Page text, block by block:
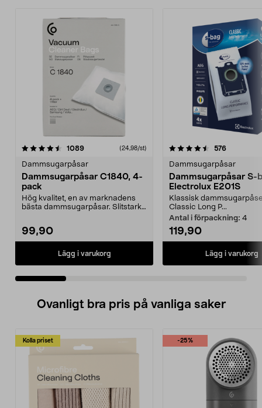
1089recensioner(24,98/st)
Dammsugarpåsar
Dammsugarpåsar C1840, 4-
pack
Hög kvalitet, en av marknadens
bästa dammsugarpåsar. Slitstark,
99,90
Lägg i varukorg
4.5 av 5 stjärnor 576
Dammsugarpåsar
Dammsugarpåsar S-
Electrolux E201S
Klassisk
Classic Long P...
Antal i förpackning: 4
119,90
Lägg i varukorg
4.5 av 5 stjärnor
Ovanligt bra pris på vanliga saker
Kolla priset -25%